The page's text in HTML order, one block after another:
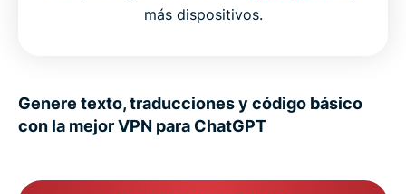
más dispositivos.
Genere texto, traducciones y código básico
con la mejor VPN para ChatGPT